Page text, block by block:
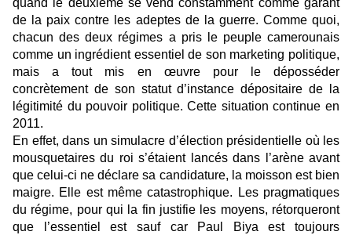
quand le deuxième se vend constamment comme garant
de la paix contre les adeptes de la guerre. Comme quoi,
chacun des deux régimes a pris le peuple camerounais
comme un ingrédient essentiel de son marketing politique,
mais a tout mis en œuvre pour le déposséder
concrètement de son statut d’instance dépositaire de la
légitimité du pouvoir politique. Cette situation continue en
2011.
En effet, dans un simulacre d’élection présidentielle où les
mousquetaires du roi s’étaient lancés dans l’arène avant
que celui-ci ne déclare sa candidature, la moisson est bien
maigre. Elle est même catastrophique. Les pragmatiques
du régime, pour qui la fin justifie les moyens, rétorqueront
que l’essentiel est sauf car Paul Biya est toujours